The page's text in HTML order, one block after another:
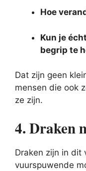
Hoe
Kun je
begrip te
Dat zijn geen
mensen die ook
ze zijn.
4. Draken
Draken zijn in dit
vuurspuwende